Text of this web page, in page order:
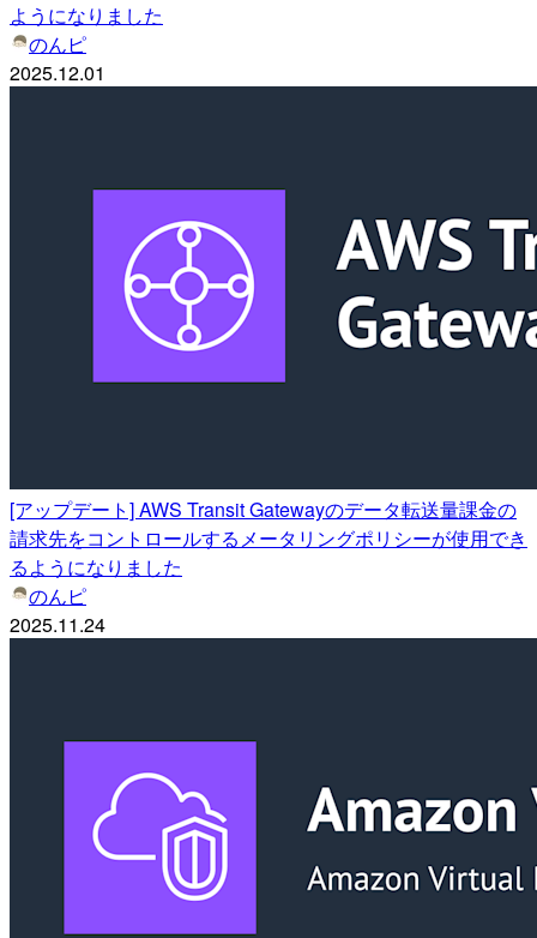
ようになりました
のんピ
2025.12.01
[アップデート] AWS Transit Gatewayのデータ転送量課金の
請求先をコントロールするメータリングポリシーが使用でき
るようになりました
のんピ
2025.11.24